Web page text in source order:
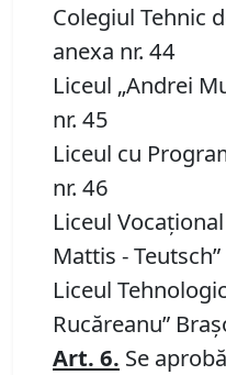
Colegiul Tehnic
anexa nr. 44
Liceul „Andrei
nr. 45
Liceul cu
nr. 46
Liceul
Mattis -
Liceul
Rucăreanu”
Art. 6. Se